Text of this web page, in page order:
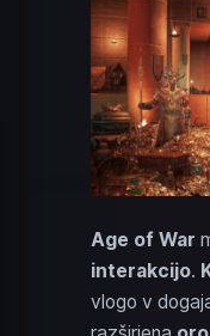
Age of War
interakcijo.
vlogo v